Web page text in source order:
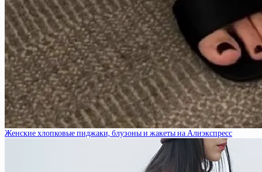
Женские хлопковые пиджаки, блузоны и жакеты на Алиэкспресс